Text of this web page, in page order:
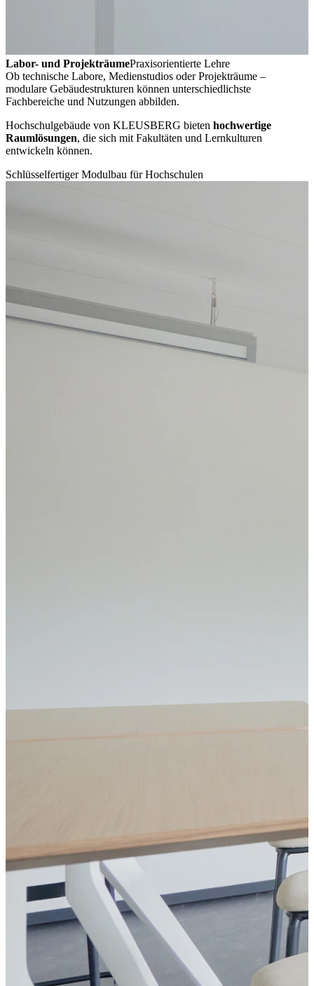
Labor- und ProjekträumePraxisorientierte Lehre
Ob technische Labore, Medienstudios oder Projekträume –
modulare Gebäudestrukturen können unterschiedlichste
Fachbereiche und Nutzungen abbilden.
Hochschulgebäude von KLEUSBERG bieten hochwertige
Raumlösungen, die sich mit Fakultäten und Lernkulturen
entwickeln können.
Schlüsselfertiger Modulbau für Hochschulen